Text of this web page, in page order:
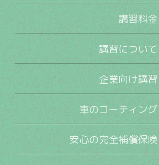
講習料金
講習について
企業向け講習
車のコーティング
安心の完全補償保険